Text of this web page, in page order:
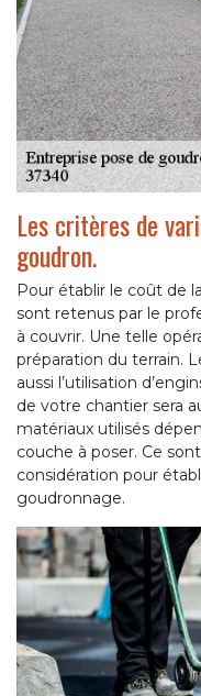
Les critères de
goudron.
Pour établir le coût de
sont retenus par le
à couvrir. Une telle
préparation du terrain.
aussi l’utilisation
de votre chantier sera
matériaux utilisés
couche à poser. Ce
considération pour
goudronnage.